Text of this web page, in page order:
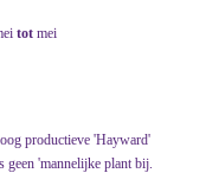
tot mei
productieve 'Hayward'
geen 'mannelijke plant bij.